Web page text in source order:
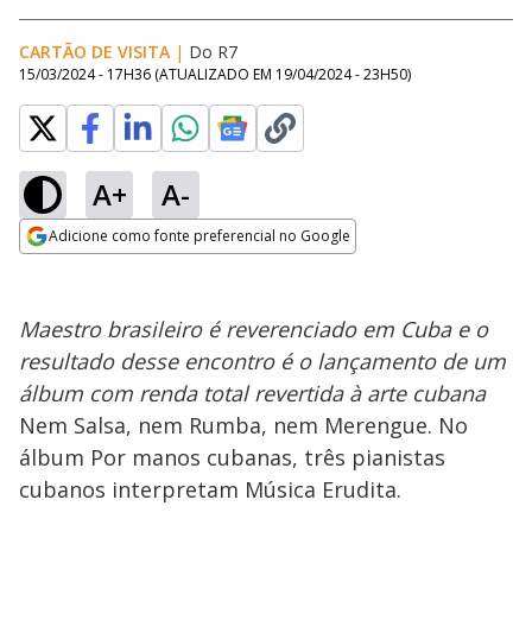
CARTÃO DE VISITA | Do R7
15/03/2024 - 17H36 (ATUALIZADO EM 19/04/2024 - 23H50)
A+ A-
Adicione como fonte preferencial no Google
Maestro brasileiro é reverenciado em Cuba e o
resultado desse encontro é o lançamento de um
álbum com renda total revertida à arte cubana
Nem Salsa, nem Rumba, nem Merengue. No
álbum Por manos cubanas, três pianistas
cubanos interpretam Música Erudita.